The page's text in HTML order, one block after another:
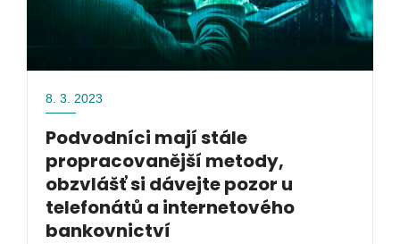
8. 3. 2023
Podvodníci mají stále
propracovanější metody,
obzvlášť si dávejte pozor u
telefonátů a internetového
bankovnictví